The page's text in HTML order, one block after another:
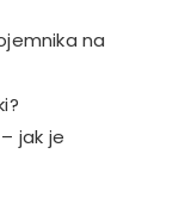
na
jak je